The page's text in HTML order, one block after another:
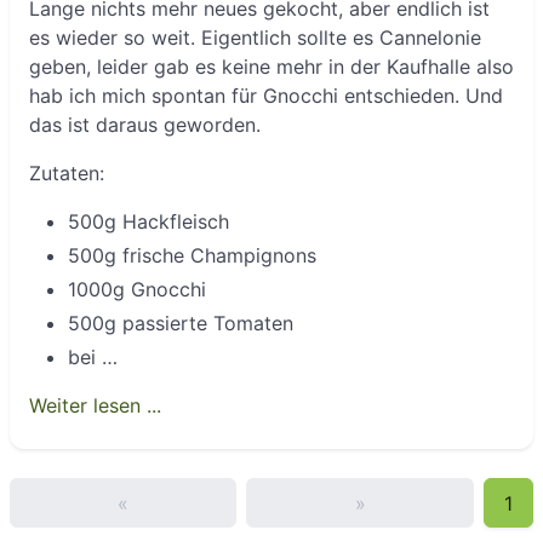
Lange nichts mehr neues gekocht, aber endlich ist
es wieder so weit. Eigentlich sollte es Cannelonie
geben, leider gab es keine mehr in der Kaufhalle also
hab ich mich spontan für Gnocchi entschieden. Und
das ist daraus geworden.
Zutaten:
500g Hackfleisch
500g frische Champignons
1000g Gnocchi
500g passierte Tomaten
bei …
Weiter lesen ...
« » 1